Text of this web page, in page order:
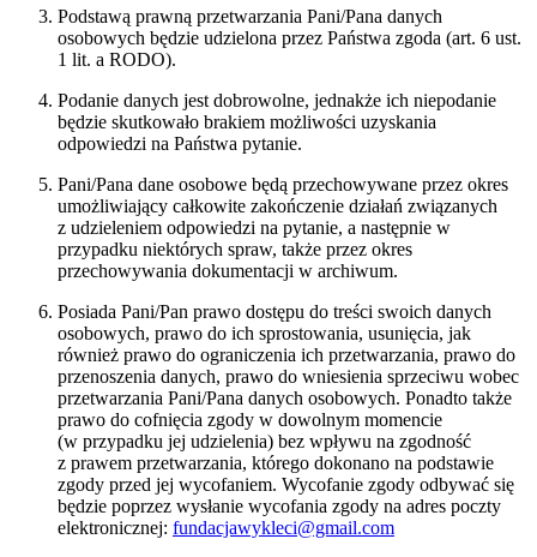
Podstawą prawną przetwarzania Pani/Pana danych
osobowych będzie udzielona przez Państwa zgoda (art. 6 ust.
1 lit. a RODO).
Podanie danych jest dobrowolne, jednakże ich niepodanie
będzie skutkowało brakiem możliwości uzyskania
odpowiedzi na Państwa pytanie.
Pani/Pana dane osobowe będą przechowywane przez okres
umożliwiający całkowite zakończenie działań związanych
z udzieleniem odpowiedzi na pytanie, a następnie w
przypadku niektórych spraw, także przez okres
przechowywania dokumentacji w archiwum.
Posiada Pani/Pan prawo dostępu do treści swoich danych
osobowych, prawo do ich sprostowania, usunięcia, jak
również prawo do ograniczenia ich przetwarzania, prawo do
przenoszenia danych, prawo do wniesienia sprzeciwu wobec
przetwarzania Pani/Pana danych osobowych. Ponadto także
prawo do cofnięcia zgody w dowolnym momencie
(w przypadku jej udzielenia) bez wpływu na zgodność
z prawem przetwarzania, którego dokonano na podstawie
zgody przed jej wycofaniem. Wycofanie zgody odbywać się
będzie poprzez wysłanie wycofania zgody na adres poczty
elektronicznej: fundacjawykleci@gmail.com